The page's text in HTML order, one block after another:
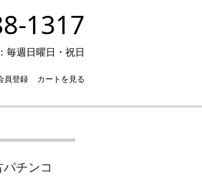
1317
毎週日曜日・祝日
員登録 カートを見る
チンコ